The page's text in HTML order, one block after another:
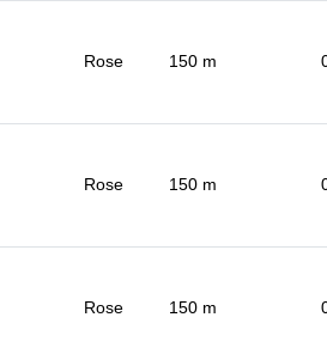
Rose 150 m
Rose 150 m
Rose 150 m